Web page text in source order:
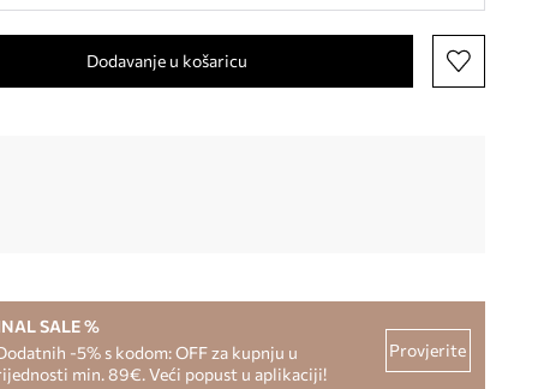
Dodavanje u košaricu
SALE %
-5% s kodom: OFF za kupnju u
min. 89€. Veći popust u aplikaciji!
Provjerite